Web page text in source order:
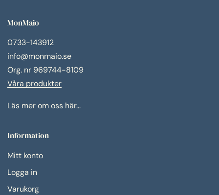
MonMaio
0733-143912
info@monmaio.se
Org. nr 969744-8109
Våra produkter
Läs mer om oss här...
Information
Mitt konto
Logga in
Varukorg